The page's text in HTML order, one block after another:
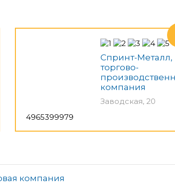
Спринт-Металл,
торгово-
компания
Заводская, 20
4965399979
компания